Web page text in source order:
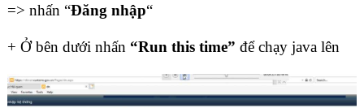
=> nhấn “Đăng nhập“
+ Ở bên dưới nhấn “Run this time” để chạy java lên